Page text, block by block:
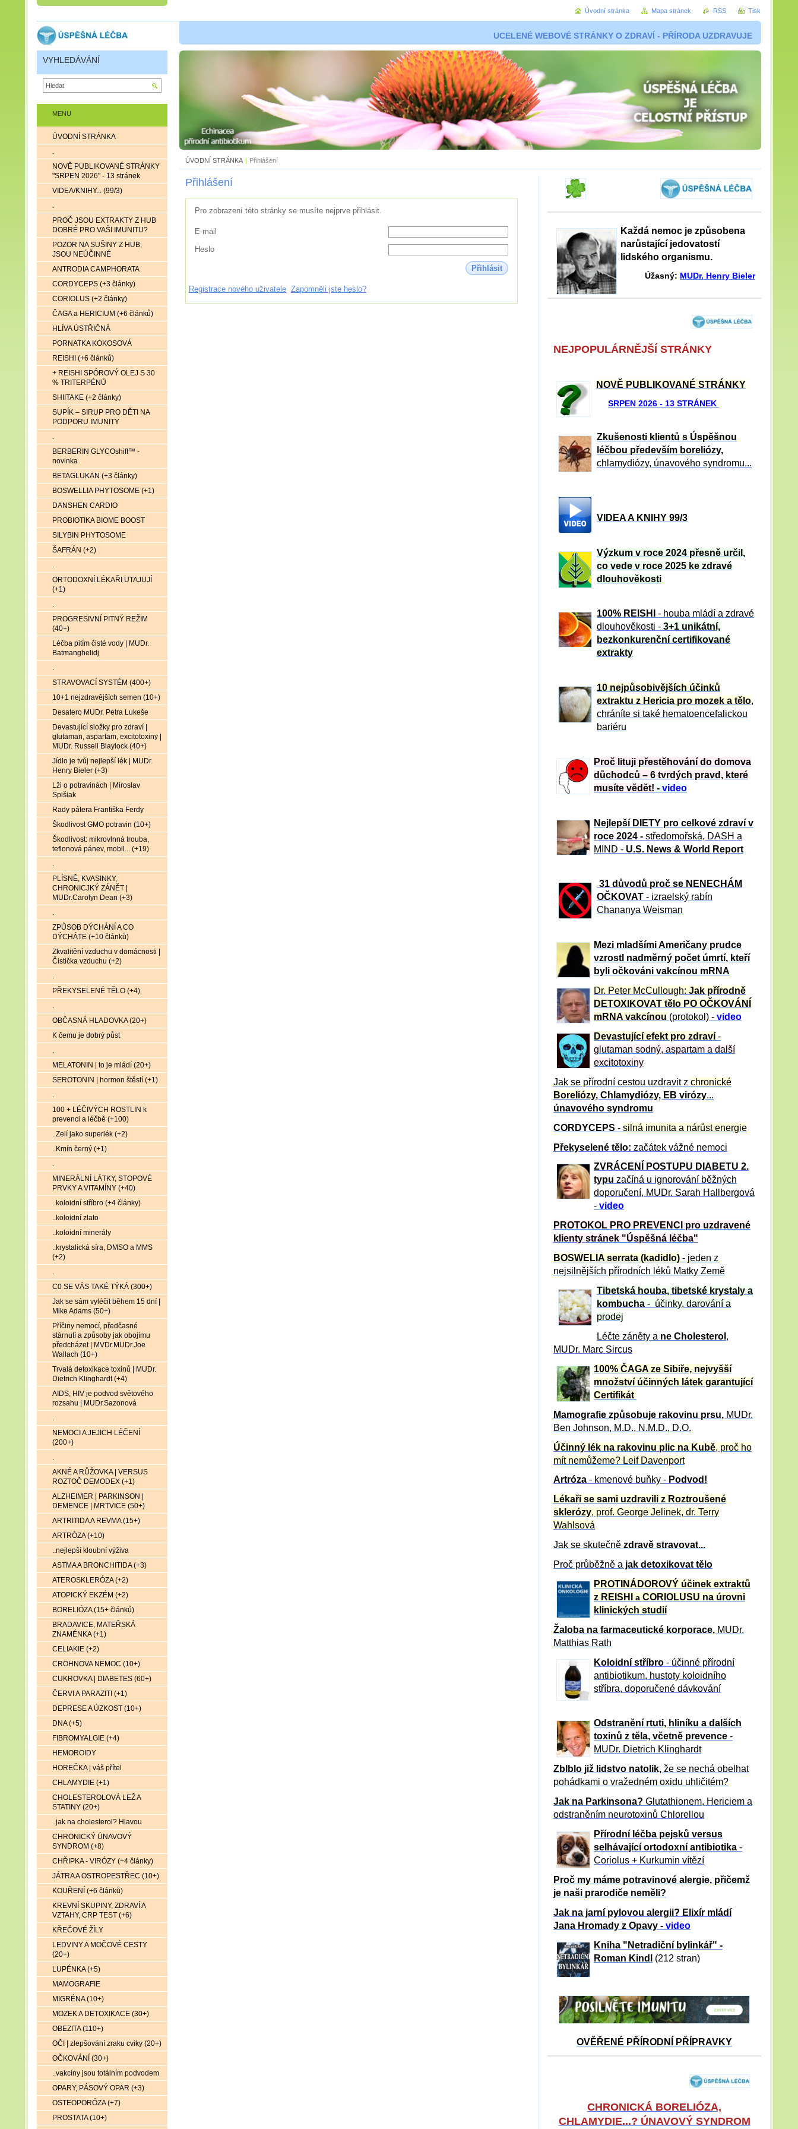
UCELENÉ WEBOVÉ STRÁNKY O ZDRAVÍ - PŘÍRODA UZDRAVUJE
ÚVODNÍ STRÁNKA | Přihlášení
Přihlášení
Pro zobrazení této stránky se musíte nejprve přihlásit.
E-mail
Heslo
Přihlásit
Registrace nového uživatele Zapomněli jste heslo?
Každá nemoc je způsobena
narůstající jedovatostí
lidského organismu.
Úžasný: MUDr. Henry Bieler
NEJPOPULÁRNĚJŠÍ STRÁNKY
NOVĚ PUBLIKOVANÉ STRÁNKY
SRPEN 2026 - 13 STRÁNEK
Zkušenosti klientů s Úspěšnou
léčbou především boreliózy,
chlamydiózy, únavového syndromu...
VIDEA A KNIHY 99/3
Výzkum v roce 2024 přesně určil,
co vede v roce 2025 ke zdravé
dlouhověkosti
100% REISHI
- houba mládí a zdravé
dlouhověkosti - 3+1 unikátní,
bezkonkurenční certifikované
extrakty
10 nejpůsobivějších účinků
extraktu z Hericia pro mozek a tělo,
chráníte si také hematoencefalickou
bariéru
Proč lituji přestěhování do domova
důchodců – 6 tvrdých pravd, které
musíte vědět! - video
Nejlepší DIETY pro celkové zdraví v
roce 2024 - středomořská, DASH a
MIND - U.S. News & World Report
31 důvod ů proč se NENECHÁM
OČKOVAT - izraelský rabín
Chananya Weisman
Mezi mladšími Američany prudce
vzrostl nadměrný počet úmrtí, kteří
byli očkováni vakcínou mRNA
Dr. Peter McCullough: Jak přírodně
DETOXIKOVAT tělo PO OČKOVÁNÍ
mRNA vakcínou (protokol) - video
Devastující efekt pro zdraví-
glutaman sodný, aspartam a další
excitotoxiny
Jak se přírodní cestou uzdravit z chronické
Boreliózy, Chlamydiózy, EB virózy...
únavového syndromu
CORDYCEPS - silná imunita a nárůst energie
Překyselené tělo: začátek vážné nemoci
ZVRÁCE NÍ POSTUPU DIABETU 2.
typu začíná u ignorování běžných
doporučení, MUDr. Sarah Hallbergová
- video
PROTOKOL PRO PREVENCI pro uzdravené
klienty stránek "Úspěšná léčba"
BOSWELIA serrata (kadidlo) - jeden z
nejsilnějších přírodních léků Matky Země
Tibetská houba, tibetské krystaly a
kombucha - účinky, darování a
prodej
Léčte záněty a ne Cholesterol ,
MUDr. Marc Sircus
100% ČAGA ze Sibiře, nejvyšší
množství účinných látek garantující
Certifikát
Mamografie způsobuje rakovinu prsu, MUDr.
Ben Johnson, M.D., N.M.D., D.O.
Účinný lék na rakovinu plic na Kubě, proč ho
mít nemůžeme? Leif Davenport
Artróza - kmenové buňky - Podvod!
Lékaři se sami uzdravili z Roztroušené
sklerózy, prof. George Jelinek, dr. Terry
Wahlsová
Jak se skutečně zdravě stravovat...
Proč průběžně a jak detoxikovat tělo
PROTINÁDOROVÝ účinek extraktů
z REISHI a CORIOLUSU na úrovni
klinických studií
Žaloba na farmaceutické korporace, MUDr.
Matthias Rath
Koloidní stříbro- účinné přírodní
antibiotikum, hustoty koloidního
stříbra, doporučené dávkování
Odstranění rtuti, hliníku a dalších
toxinů z těla, včetně prevence -
MUDr. Dietrich Klinghardt
Zblblo již lidstvo natolik, že se nechá obelhat
pohádkami o vražedném oxidu uhličitém?
Jak na Parkinsona? Glutathionem, Hericiem a
odstraněním neurotoxinů Chlorellou
Přírodní léčba pejsků versus
selhávající ortodoxní antibiotika -
Coriolus + Kurkumin vítězí
Proč my máme potravinové alergie, přičemž
je naši prarodiče neměli?
Jak na jarní pylovou alergii? Elixír mládí
Jana Hromady z Opavy - video
Kniha "Netradiční bylinkář" -
Roman Kindl
(212 stran)
OVĚŘENÉ PŘÍRODNÍ PŘÍPRAVKY
CHRONICKÁ BORELIÓZA,
CHLAMYDIE...? ÚNAVOVÝ SYNDROM
MENU
ÚVODNÍ STRÁNKA
.
NOVĚ PUBLIKOVANÉ STRÁNKY
"SRPEN 2026" - 13 stránek
VIDEA/KNIHY... (99/3)
.
PROČ JSOU EXTRAKTY Z HUB
DOBRÉ PRO VAŠI IMUNITU?
POZOR NA SUŠINY Z HUB,
JSOU NEÚČINNÉ
ANTRODIA CAMPHORATA
CORDYCEPS (+3 články)
CORIOLUS (+2 články)
ČAGA a HERICIUM (+6 článků)
HLÍVA ÚSTŘIČNÁ
PORNATKA KOKOSOVÁ
REISHI (+6 článků)
+ REISHI SPÓROVÝ OLEJ S 30
% TRITERPÉNŮ
SHIITAKE (+2 články)
SUPÍK – SIRUP PRO DĚTI NA
PODPORU IMUNITY
.
BERBERIN GLYCOshift™ -
novinka
BETAGLUKAN (+3 články)
BOSWELLIA PHYTOSOME (+1)
DANSHEN CARDIO
PROBIOTIKA BIOME BOOST
SILYBIN PHYTOSOME
ŠAFRÁN (+2)
.
ORTODOXNÍ LÉKAŘI UTAJUJÍ
(+1)
.
PROGRESIVNÍ PITNÝ REŽIM
(40+)
Léčba pitím čisté vody | MUDr.
Batmanghelidj
.
STRAVOVACÍ SYSTÉM (400+)
10+1 nejzdravějších semen (10+)
Desatero MUDr. Petra Lukeše
Devastující složky pro zdraví |
glutaman, aspartam, excitotoxiny |
MUDr. Russell Blaylock (40+)
Jídlo je tvůj nejlepší lék | MUDr.
Henry Bieler (+3)
Lži o potravinách | Miroslav
Spišiak
Rady pátera Františka Ferdy
Škodlivost GMO potravin (10+)
Škodlivost: mikrovlnná trouba,
teflonová pánev, mobil... (+19)
.
PLÍSNĚ, KVASINKY,
CHRONICJKÝ ZÁNĚT |
MUDr.Carolyn Dean (+3)
.
ZPŮSOB DÝCHÁNÍ A CO
DÝCHÁTE (+10 článků)
Zkvalitění vzduchu v domácnosti |
Čistička vzduchu (+2)
.
PŘEKYSELENÉ TĚLO (+4)
.
OBČASNÁ HLADOVKA (20+)
K čemu je dobrý půst
.
MELATONIN | to je mládí (20+)
SEROTONIN | hormon štěstí (+1)
.
100 + LÉČIVÝCH ROSTLIN k
prevenci a léčbě (+100)
..Zelí jako superlék (+2)
..Kmín černý (+1)
.
MINERÁLNÍ LÁTKY, STOPOVÉ
PRVKY A VITAMÍNY (+40)
..koloidní stříbro (+4 články)
..koloidní zlato
..koloidní minerály
..krystalická síra, DMSO a MMS
(+2)
.
C0 SE VÁS TAKÉ TÝKÁ (300+)
Jak se sám vyléčit během 15 dní |
Mike Adams (50+)
Příčiny nemocí, předčasné
stárnutí a způsoby jak obojímu
předcházet | MVDr.MUDr.Joe
Wallach (10+)
Trvalá detoxikace toxinů | MUDr.
Dietrich Klinghardt (+4)
AIDS, HIV je podvod světového
rozsahu | MUDr.Sazonová
.
NEMOCI A JEJICH LÉČENÍ
(200+)
.
AKNÉ A RŮŽOVKA | VERSUS
ROZTOČ DEMODEX (+1)
ALZHEIMER | PARKINSON |
DEMENCE | MRTVICE (50+)
ARTRITIDA A REVMA (15+)
ARTRÓZA (+10)
..nejlepší kloubní výživa
ASTMA A BRONCHITIDA (+3)
ATEROSKLERÓZA (+2)
ATOPICKÝ EKZÉM (+2)
BORELIÓZA (15+ článků)
BRADAVICE, MATEŘSKÁ
ZNAMÉNKA (+1)
CELIAKIE (+2)
CROHNOVA NEMOC (10+)
CUKROVKA | DIABETES (60+)
ČERVI A PARAZITI (+1)
DEPRESE A ÚZKOST (10+)
DNA (+5)
FIBROMYALGIE (+4)
HEMOROIDY
HOREČKA | váš přítel
CHLAMYDIE (+1)
CHOLESTEROLOVÁ LEŽ A
STATINY (20+)
..jak na cholesterol? Hlavou
CHRONICKÝ ÚNAVOVÝ
SYNDROM (+8)
CHŘIPKA - VIRÓZY (+4 články)
JÁTRA A OSTROPESTŘEC (10+)
KOUŘENÍ (+6 článků)
KREVNÍ SKUPINY, ZDRAVÍ A
VZTAHY, CRP TEST (+6)
KŘEČOVÉ ŽÍLY
LEDVINY A MOČOVÉ CESTY
(20+)
LUPÉNKA (+5)
MAMOGRAFIE
MIGRÉNA (10+)
MOZEK A DETOXIKACE (30+)
OBEZITA (110+)
OČI | zlepšování zraku cviky (20+)
OČKOVÁNÍ (30+)
..vakcíny jsou totálním podvodem
OPARY, PÁSOVÝ OPAR (+3)
OSTEOPORÓZA (+7)
PROSTATA (10+)
VYHLEDÁVÁNÍ
Úvodní stránka Mapa stránek RSS Tisk